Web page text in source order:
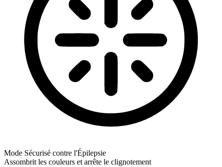
Mode Sécurisé contre l'Épilepsie
Assombrit les couleurs et arrête le clignotement